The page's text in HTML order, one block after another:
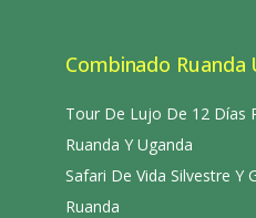
Combinado Ruanda
Tour De Lujo De 12 Días
Ruanda Y Uganda
Safari De Vida Silvestre Y
Ruanda